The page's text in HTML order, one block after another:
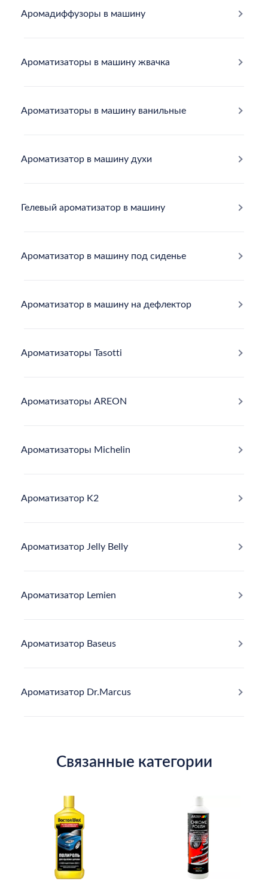
Аромадиффузоры в машину
Ароматизаторы в машину жвачка
Ароматизаторы в машину ванильные
Ароматизатор в машину духи
Гелевый ароматизатор в машину
Ароматизатор в машину под сиденье
Ароматизатор в машину на дефлектор
Ароматизаторы Tasotti
Ароматизаторы AREON
Ароматизаторы Michelin
Ароматизатор K2
Ароматизатор Jelly Belly
Ароматизатор Lemien
Ароматизатор Baseus
Ароматизатор Dr.Marcus
Связанные категории